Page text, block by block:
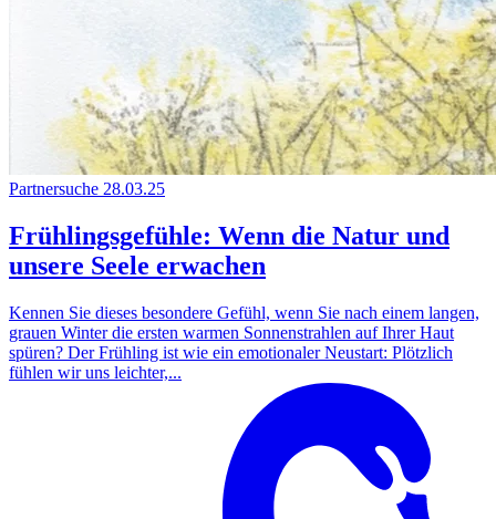
Partnersuche 28.03.25
Frühlingsgefühle: Wenn die Natur und
unsere Seele erwachen
Kennen Sie dieses besondere Gefühl, wenn Sie nach einem langen,
grauen Winter die ersten warmen Sonnenstrahlen auf Ihrer Haut
spüren? Der Frühling ist wie ein emotionaler Neustart: Plötzlich
fühlen wir uns leichter,...